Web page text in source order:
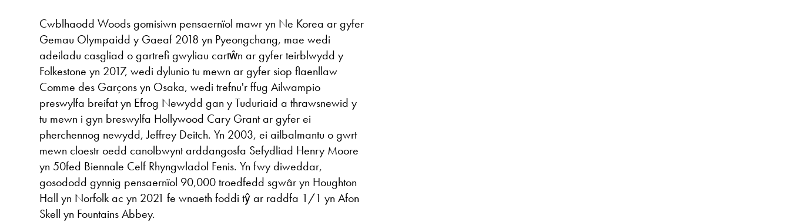
Cwblhaodd Woods gomisiwn pensaernïol mawr yn Ne Korea ar gyfer
Gemau Olympaidd y Gaeaf 2018 yn Pyeongchang, mae wedi
adeiladu casgliad o gartrefi gwyliau cartŵn ar gyfer teirblwydd y
Folkestone yn 2017, wedi dylunio tu mewn ar gyfer siop flaenllaw
Comme des Garçons yn Osaka, wedi trefnu'r ffug Ailwampio
preswylfa breifat yn Efrog Newydd gan y Tuduriaid a thrawsnewid y
tu mewn i gyn breswylfa Hollywood Cary Grant ar gyfer ei
pherchennog newydd, Jeffrey Deitch. Yn 2003, ei ailbalmantu o gwrt
mewn cloestr oedd canolbwynt arddangosfa Sefydliad Henry Moore
yn 50fed Biennale Celf Rhyngwladol Fenis. Yn fwy diweddar,
gosododd gynnig pensaernïol 90,000 troedfedd sgwâr yn Houghton
Hall yn Norfolk ac yn 2021 fe wnaeth foddi tŷ ar raddfa 1/1 yn Afon
Skell yn Fountains Abbey.